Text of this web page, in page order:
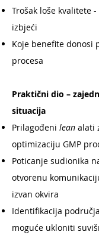
Trošak loše kvalitete
izbjeći
Koje benefite donosi
procesa
Praktični dio –
situacija
Prilagođeni lean alati
optimizaciju GMP
Poticanje sudionika
otvorenu
izvan okvira
Identifikacija
moguće ukloniti